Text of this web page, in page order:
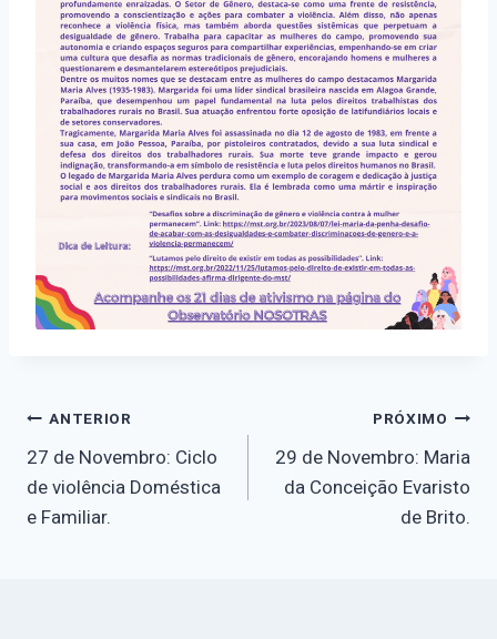
Navegação
de
ANTERIOR
27 de Novembro: Ciclo
de violência Doméstica
e Familiar.
PRÓXIMO
29 de Novembro: Maria
da Conceição Evaristo
de Brito.